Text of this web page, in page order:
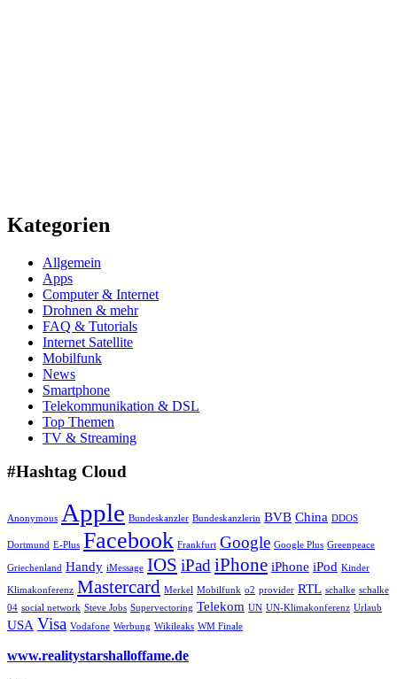
Kategorien
Allgemein
Apps
Computer & Internet
Drohnen & mehr
FAQ & Tutorials
Internet Satellite
Mobilfunk
News
Smartphone
Telekommunikation & DSL
Top Themen
TV & Streaming
#Hashtag Cloud
Anonymous Apple Bundeskanzler Bundeskanzlerin BVB China DDOS
Dortmund E-Plus Facebook Frankfurt Google Google Plus Greenpeace
Griechenland Handy iMessage IOS iPad iPhone iPhone iPod Kinder
Klimakonferenz Mastercard Merkel Mobilfunk o2 provider RTL schalke schalke
04 social network Steve Jobs Supervectoring Telekom UN UN-Klimakonferenz Urlaub
USA Visa Vodafone Werbung Wikileaks WM Finale
www.realitystarshalloffame.de